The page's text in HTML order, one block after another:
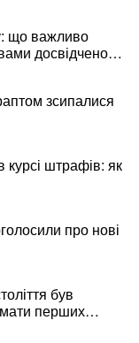
що важливо
досвідченої
зсипалися
курсі штрафів: як
про нові
був
перших